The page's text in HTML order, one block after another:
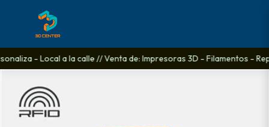
- Local a la calle // Venta de: Impresoras 3D - Filamentos -